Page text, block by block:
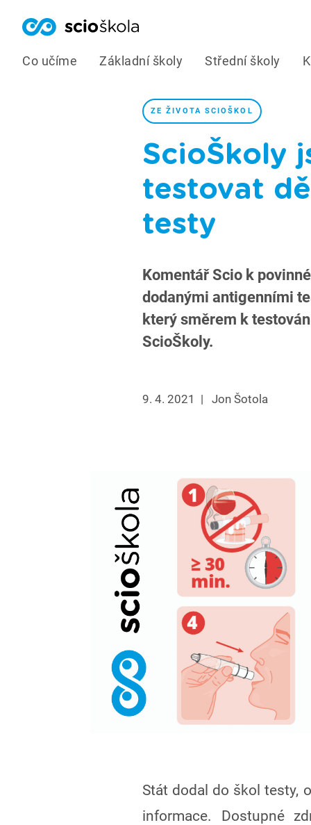
Co učíme Základní školy Střední školy
ZE ŽIVOTA SCIOŠKOL
ScioŠkoly
testovat
testy
Komentář Scio k
dodanými antigenními
který směrem k
ScioŠkoly.
9. 4. 2021 | Jon Šotola
Stát dodal do škol testy,
informace. Dostupné